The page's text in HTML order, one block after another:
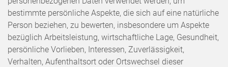
bestimmte persönliche Aspekte, die sich auf eine natürliche
Person beziehen, zu bewerten, insbesondere um Aspekte
bezüglich Arbeitsleistung, wirtschaftliche Lage, Gesundheit,
persönliche Vorlieben, Interessen, Zuverlässigkeit,
Verhalten, Aufenthaltsort oder Ortswechsel dieser